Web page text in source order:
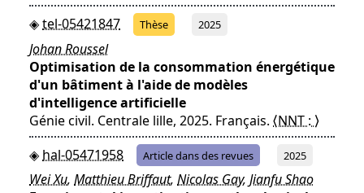
tel-05421847
Thèse 2025
Johan Roussel
Optimisation de la consommation énergétique
d'un bâtiment à l'aide de modèles
d'intelligence artificielle
Génie civil. Centrale lille, 2025. Français. ⟨NNT : ⟩
hal-05471958
Article dans des revues 2025
Wei Xu, Matthieu Briffaut, Nicolas Gay, Jianfu Shao